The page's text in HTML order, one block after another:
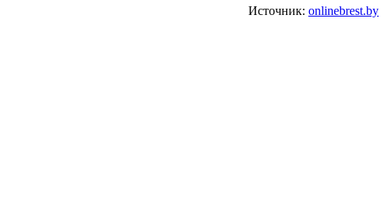
Источник: onlinebrest.by